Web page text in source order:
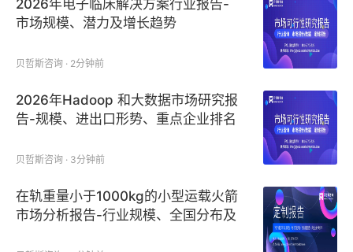
2026年电子临床解决方案行业报告-
市场规模、潜力及增长趋势
贝哲斯咨询 · 2分钟前
2026年Hadoop 和大数据市场研究报
告-规模、进出口形势、重点企业排名
贝哲斯咨询 · 3分钟前
在轨重量小于1000kg的小型运载火箭
市场分析报告-行业规模、全国分布及